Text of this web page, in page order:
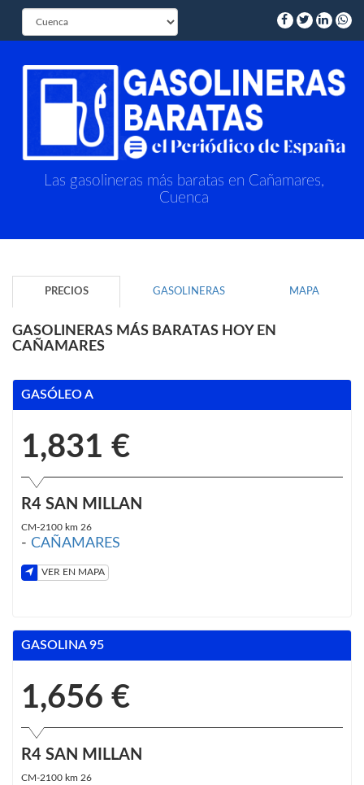
Las gasolineras más baratas en Cañamares,
Cuenca
PRECIOS GASOLINERAS MAPA
GASOLINERAS MÁS BARATAS HOY EN
CAÑAMARES
GASÓLEO A
1,831 €
R4 SAN MILLAN
CM-2100 km 26
- CAÑAMARES
VER EN MAPA
GASOLINA 95
1,656 €
R4 SAN MILLAN
CM-2100 km 26